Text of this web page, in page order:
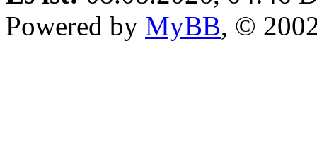
Powered by MyBB, ©